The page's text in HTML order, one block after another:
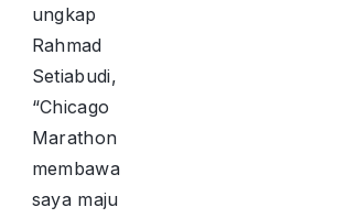
ungkap
Rahmad
Setiabudi,
“Chicago
Marathon
membawa
saya maju